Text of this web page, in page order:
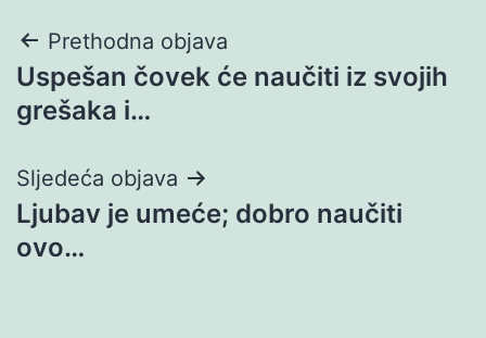
Navigacija
objava
Prethodna objava
Uspešan čovek će naučiti iz svojih
grešaka i…
Sljedeća objava
Ljubav je umeće; dobro naučiti
ovo…